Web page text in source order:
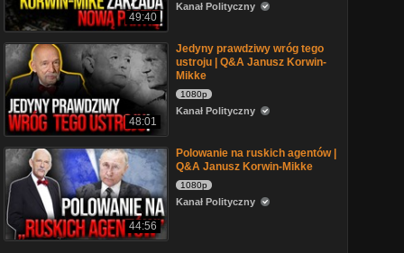
49:40
Kanał Polityczny
48:01
Jedyny prawdziwy wróg tego
ustroju | Q&A Janusz Korwin-
Mikke
1080p
Kanał Polityczny
44:56
Polowanie na ruskich agentów |
Q&A Janusz Korwin-Mikke
1080p
Kanał Polityczny